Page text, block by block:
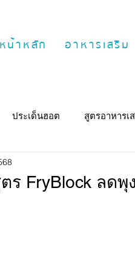
หน้าหลัก อาหารเสริม
ประเด็นฮอต สูตรอาหารเ
ร FryBlock ลดพุ